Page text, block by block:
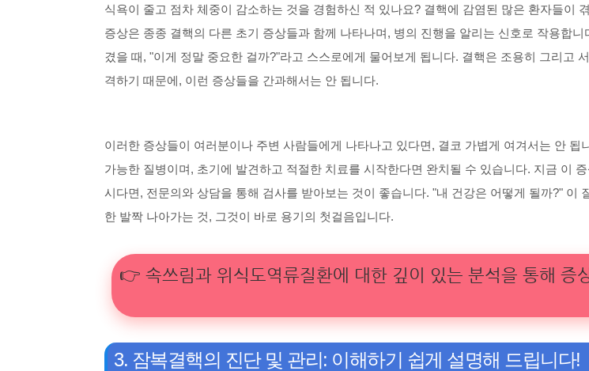
식욕이 줄고 점차 체중이 감소하는 것을 경험하신 적 있나요? 결핵에 감염된 많은 환자들이
증상은 종종 결핵의 다른 초기 증상들과 함께 나타나며, 병의 진행을 알리는 신호로 작용합니
겼을 때, "이게 정말 중요한 걸까?"라고 스스로에게 물어보게 됩니다. 결핵은 조용히 그리고
격하기 때문에, 이런 증상들을 간과해서는 안 됩니다.
이러한 증상들이 여러분이나 주변 사람들에게 나타나고 있다면, 결코 가볍게 여겨서는 안 됩
가능한 질병이며, 초기에 발견하고 적절한 치료를 시작한다면 완치될 수 있습니다. 지금 이
시다면, 전문의와 상담을 통해 검사를 받아보는 것이 좋습니다. "내 건강은 어떻게 될까?" 이
한 발짝 나아가는 것, 그것이 바로 용기의 첫걸음입니다.
👉 속쓰림과 위식도역류질환에 대한 깊이 있는 분석을 통해 증
3. 잠복결핵의 진단 및 관리: 이해하기 쉽게 설명해 드립니다!